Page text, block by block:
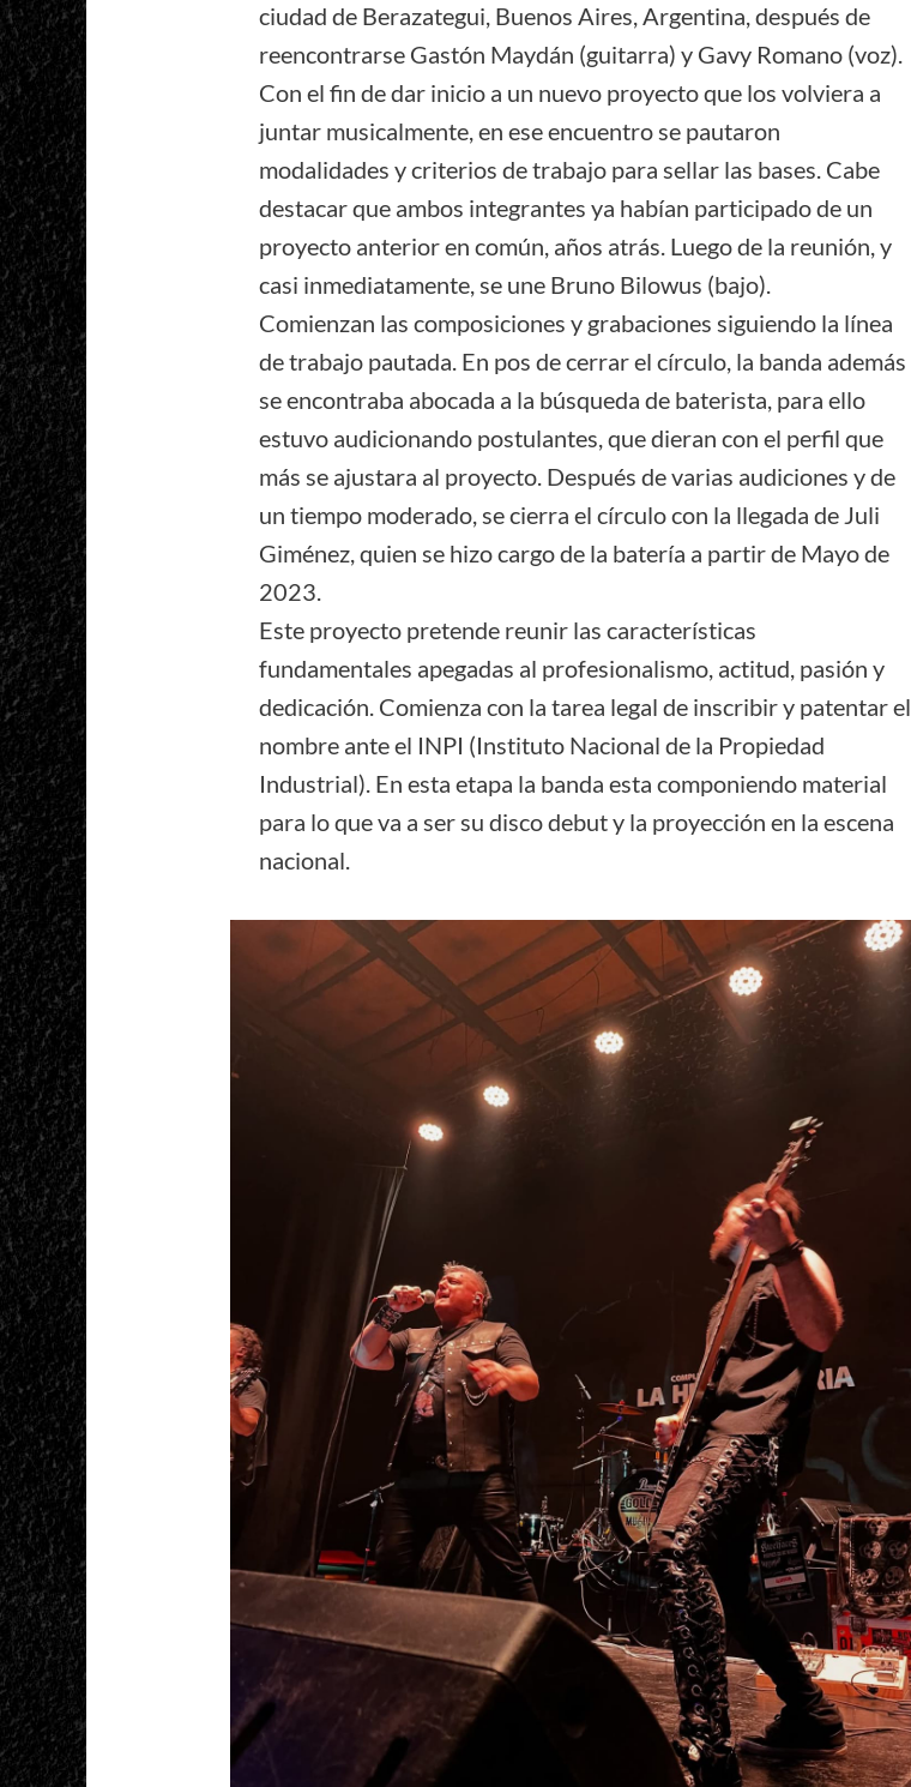
ciudad de Berazategui, Buenos Aires, Argentina, después de
reencontrarse Gastón Maydán (guitarra) y Gavy Romano (voz).
Con el fin de dar inicio a un nuevo proyecto que los volviera a
juntar musicalmente, en ese encuentro se pautaron
modalidades y criterios de trabajo para sellar las bases. Cabe
destacar que ambos integrantes ya habían participado de un
proyecto anterior en común, años atrás. Luego de la reunión, y
casi inmediatamente, se une Bruno Bilowus (bajo).
Comienzan las composiciones y grabaciones siguiendo la línea
de trabajo pautada. En pos de cerrar el círculo, la banda además
se encontraba abocada a la búsqueda de baterista, para ello
estuvo audicionando postulantes, que dieran con el perfil que
más se ajustara al proyecto. Después de varias audiciones y de
un tiempo moderado, se cierra el círculo con la llegada de Juli
Giménez, quien se hizo cargo de la batería a partir de Mayo de
2023.
Este proyecto pretende reunir las características
fundamentales apegadas al profesionalismo, actitud, pasión y
dedicación. Comienza con la tarea legal de inscribir y patentar el
nombre ante el INPI (Instituto Nacional de la Propiedad
Industrial). En esta etapa la banda esta componiendo material
para lo que va a ser su disco debut y la proyección en la escena
nacional.